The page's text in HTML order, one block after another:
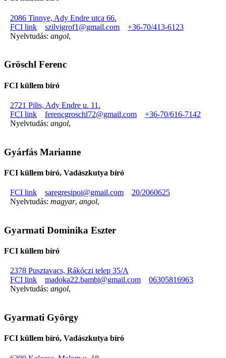
2086 Tinnye, Ady Endre utca 66.
FCI link
szilvigrof1@gmail.com
+36-70/413-6123
Nyelvtudás: angol,
Gröschl Ferenc
FCI küllem bíró
2721 Pilis, Ady Endre u. 11.
FCI link
ferencgroschl72@gmail.com
+36-70/616-7142
Nyelvtudás: angol,
Gyárfás Marianne
FCI küllem bíró, Vadászkutya bíró
FCI link saregresipoi@gmail.com
20/2060625
Nyelvtudás: magyar, angol,
Gyarmati Dominika Eszter
FCI küllem bíró
2378 Pusztavacs, Rákóczi telep 35/A
FCI link
madoka22.bambi@gmail.com
06305816963
Nyelvtudás: angol,
Gyarmati György
FCI küllem bíró, Vadászkutya bíró